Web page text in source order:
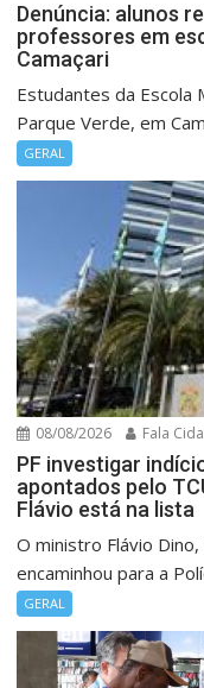
Denúncia: alunos
professores em
Camaçari
Estudantes da Escola
Parque Verde, em
GERAL
08/08/2026 Fala
PF investigar
apontados pelo
Flávio está na lista
O ministro Flávio
encaminhou para a
GERAL